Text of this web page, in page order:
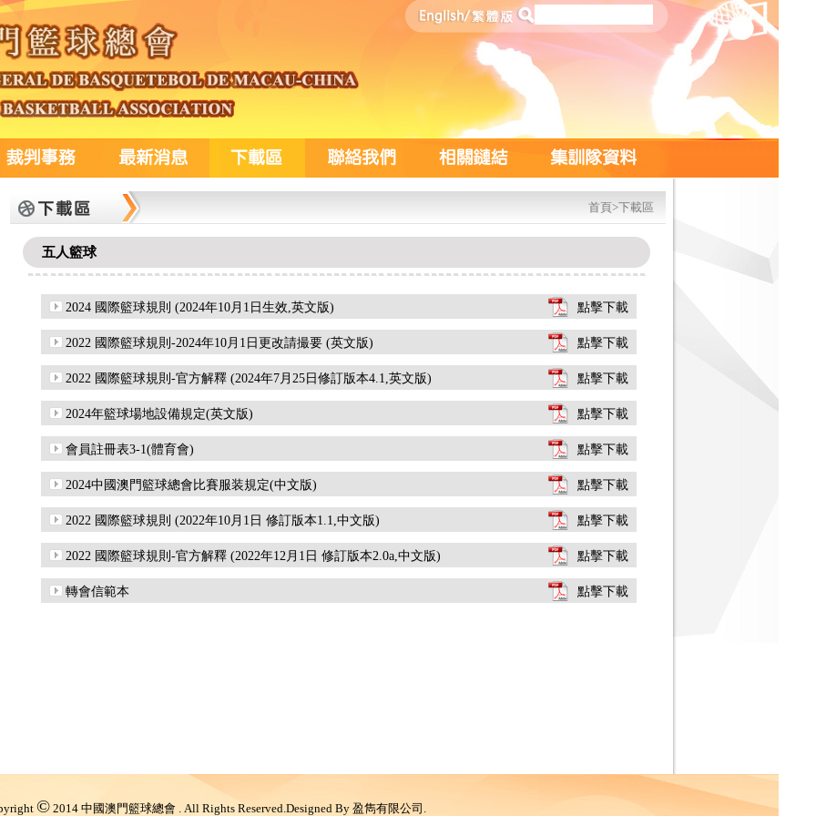
首頁>下載區
五人籃球
2024 國際籃球規則 (2024年10月1日生效,英文版) 點擊下載
2022 國際籃球規則-2024年10月1日更改請撮要 (英文版) 點擊下載
2022 國際籃球規則-官方解釋 (2024年7月25日修訂版本4.1,英文版) 點擊下載
2024年籃球場地設備規定(英文版) 點擊下載
會員註冊表3-1(體育會) 點擊下載
2024中國澳門籃球總會比賽服装規定(中文版) 點擊下載
2022 國際籃球規則 (2022年10月1日 修訂版本1.1,中文版) 點擊下載
2022 國際籃球規則-官方解釋 (2022年12月1日 修訂版本2.0a,中文版) 點擊下載
轉會信範本 點擊下載
©2014 中國澳門籃球總會 . All Rights Reserved.Designed By 盈雋有限公司.